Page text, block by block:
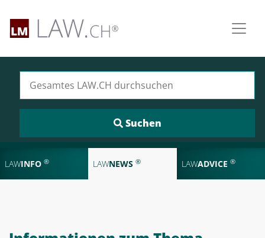
LAWINFO ® LAWNEWS ® LAWADVICE ®